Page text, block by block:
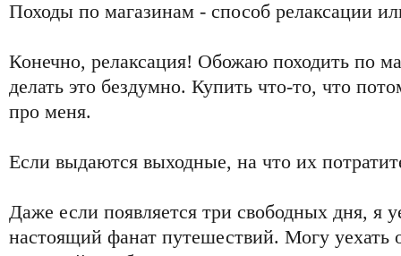
Походы по магазинам - способ релаксации
Конечно, релаксация! Обожаю походить по
делать это бездумно. Купить что-то, что
про меня.
Если выдаются выходные, на что их
Даже если появляется три свободных дня, я
настоящий фанат путешествий. Могу уехать